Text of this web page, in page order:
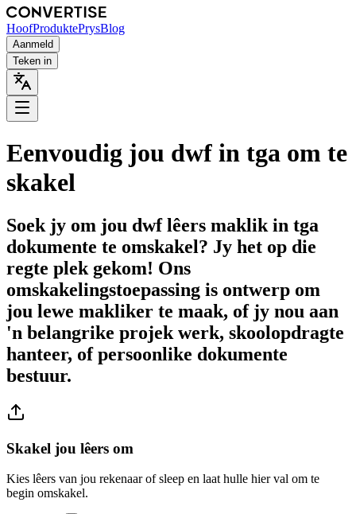
HoofProduktePrysBlog
Aanmeld
Teken in
Eenvoudig jou dwf in tga om te
skakel
Soek jy om jou dwf lêers maklik in tga
dokumente te omskakel? Jy het op die
regte plek gekom! Ons
omskakelingstoepassing is ontwerp om
jou lewe makliker te maak, of jy nou aan
'n belangrike projek werk, skoolopdragte
hanteer, of persoonlike dokumente
bestuur.
Skakel jou lêers om
Kies lêers van jou rekenaar of sleep en laat hulle hier val om te
begin omskakel.